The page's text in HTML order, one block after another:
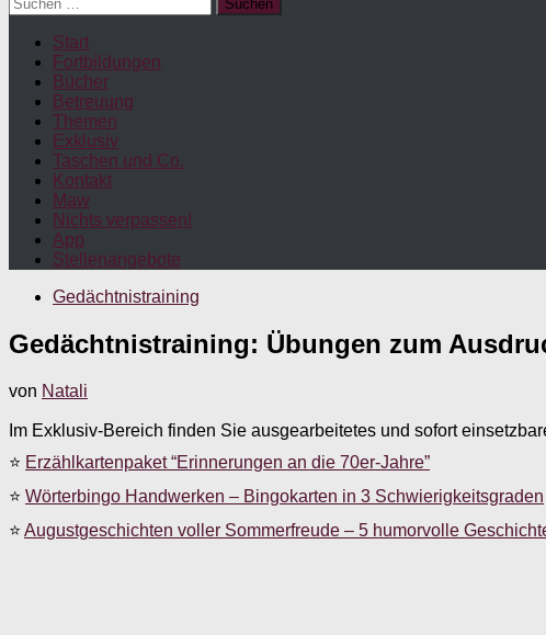
nach:
Start
Fortbildungen
Bücher
Betreuung
Themen
Exklusiv
Taschen und Co.
Kontakt
Maw
Nichts verpassen!
App
Stellenangebote
Gedächtnistraining
Gedächtnistraining: Übungen zum
von Natali
Im Exklusiv-Bereich finden Sie ausgearbeitetes und sofort
⭐ Erzählkartenpaket “Erinnerungen an die 70er-Jahre”
⭐ Wörterbingo Handwerken – Bingokarten in 3 Schwierigkeitsgraden
⭐ Augustgeschichten voller Sommerfreude – 5 humorvolle